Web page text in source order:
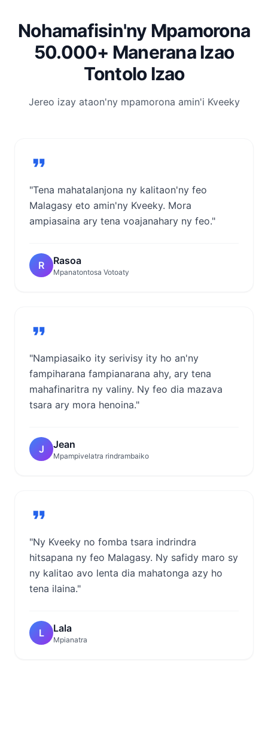
Nohamafisin'ny Mpamorona
50.000+ Manerana Izao
Tontolo Izao
Jereo izay ataon'ny mpamorona amin'i Kveeky
"Tena mahatalanjona ny kalitaon'ny feo
Malagasy eto amin'ny Kveeky. Mora
ampiasaina ary tena voajanahary ny feo."
R Rasoa
Mpanatontosa Votoaty
"Nampiasaiko ity serivisy ity ho an'ny
fampiharana fampianarana ahy, ary tena
mahafinaritra ny valiny. Ny feo dia mazava
tsara ary mora henoina."
J Jean
Mpampivelatra rindrambaiko
"Ny Kveeky no fomba tsara indrindra
hitsapana ny feo Malagasy. Ny safidy maro sy
ny kalitao avo lenta dia mahatonga azy ho
tena ilaina."
L Lala
Mpianatra